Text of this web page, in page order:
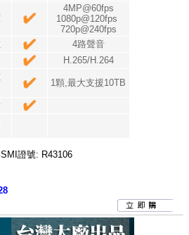
4MP@60fps
1080p@120fps
720p@240fps
4路聲音
H.265/H.264
1顆,最大支援10TB
證號: R43106